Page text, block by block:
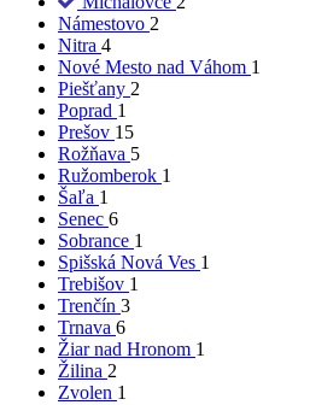
Námestovo 2
Nitra 4
Nové Mesto nad Váhom 1
Piešťany 2
Poprad 1
Prešov 15
Rožňava 5
Ružomberok 1
Šaľa 1
Senec 6
Sobrance 1
Spišská Nová Ves 1
Trebišov 1
Trenčín 3
Trnava 6
Žiar nad Hronom 1
Žilina 2
Zvolen 1